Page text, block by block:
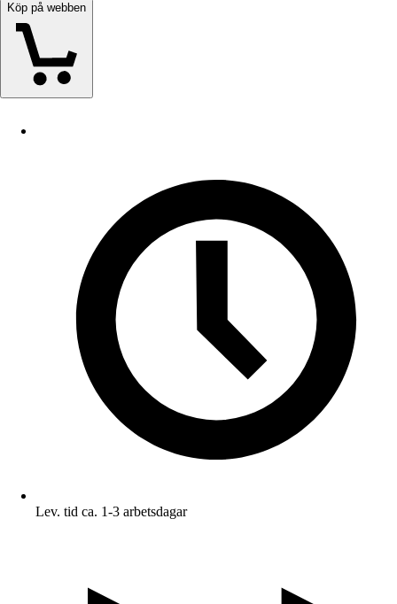
Köp på webben
Lev. tid ca. 1-3 arbetsdagar